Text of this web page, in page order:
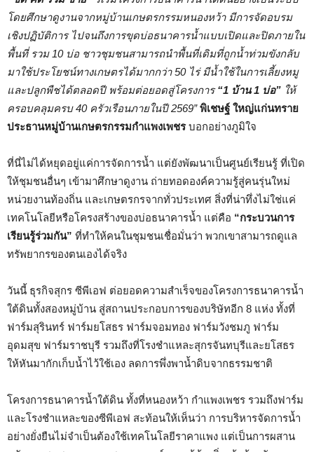
โดยศึกษาดูงานจากหมู่บ้านเกษตรกรรมหนองหว้า มีการจัดอบรม
เชิงปฏิบัติการ ไปจนถึงการขุดบ่อธนาคารน้ำแบบเปิดและปิดภายใน
พื้นที่ รวม 10 บ่อ ชาวชุมชนสามารถนำพื้นที่เดิมที่ถูกน้ำท่วมขังกลับ
มาใช้ประโยชน์ทางเกษตรได้มากกว่า 50 ไร่ มีน้ำใช้ในการเลี้ยงหมู
และปลูกพืชได้ตลอดปี พร้อมต่อยอดสู่โครงการ“1 บ้าน 1 บ่อ” ให้
ครอบคลุมครบ 40 ครัวเรือนภายในปี 2569” พิเชษฐ์ ใหญ่แก่นทราย
ประธานหมู่บ้านเกษตรกรรมกำแพงเพชรบอกอย่างภูมิใจ
ที่นี่ไม่ได้หยุดอยู่แค่การจัดการน้ำ แต่ยังพัฒนาเป็นศูนย์เรียนรู้ ที่เปิด
ให้ชุมชนอื่นๆ เข้ามาศึกษาดูงาน ถ่ายทอดองค์ความรู้สู่คนรุ่นใหม่
หน่วยงานท้องถิ่น และเกษตรกรจากทั่วประเทศ สิ่งที่น่าทึ่งไม่ใช่แค่
เทคโนโลยีหรือโครงสร้างของบ่อธนาคารน้ำ แต่คือ “กระบวนการ
เรียนรู้ร่วมกัน” ที่ทำให้คนในชุมชนเชื่อมั่นว่า พวกเขาสามารถดูแล
ทรัพยากรของตนเองได้จริง
วันนี้ ธุรกิจสุกร ซีพีเอฟ ต่อยอดความสำเร็จของโครงการธนาคารน้ำ
ใต้ดินทั้งสองหมู่บ้าน สู่สถานประกอบการของบริษัทอีก 8 แห่ง ทั้งที่
ฟาร์มสุรินทร์ ฟาร์มยโสธร ฟาร์มจอมทอง ฟาร์มวังชมภู ฟาร์ม
อุดมสุข ฟาร์มราชบุรี รวมถึงที่โรงชำแหละสุกรจันทบุรีและยโสธร
ให้หันมากักเก็บน้ำไว้ใช้เอง ลดการพึ่งพาน้ำดิบจากธรรมชาติ
โครงการธนาคารน้ำใต้ดิน ทั้งที่หนองหว้า กำแพงเพชร รวมถึงฟาร์ม
และโรงชำแหละของซีพีเอฟ สะท้อนให้เห็นว่า การบริหารจัดการน้ำ
อย่างยั่งยืนไม่จำเป็นต้องใช้เทคโนโลยีราคาแพง แต่เป็นการผสาน